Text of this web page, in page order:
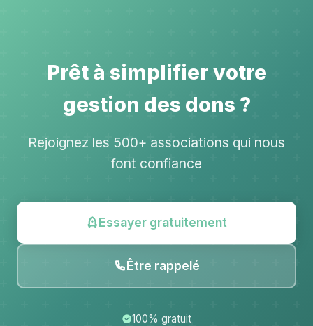
Prêt à simplifier votre
gestion des dons ?
Rejoignez les 500+ associations qui nous
font confiance
Essayer gratuitement
Être rappelé
100% gratuit